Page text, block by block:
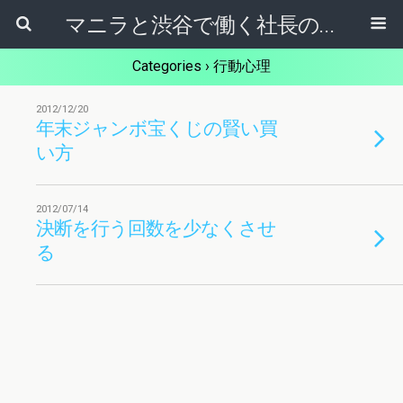
マニラと渋谷で働く社長のブログ
Categories › 行動心理
2012/12/20
年末ジャンボ宝くじの賢い買
い方
2012/07/14
決断を行う回数を少なくさせ
る